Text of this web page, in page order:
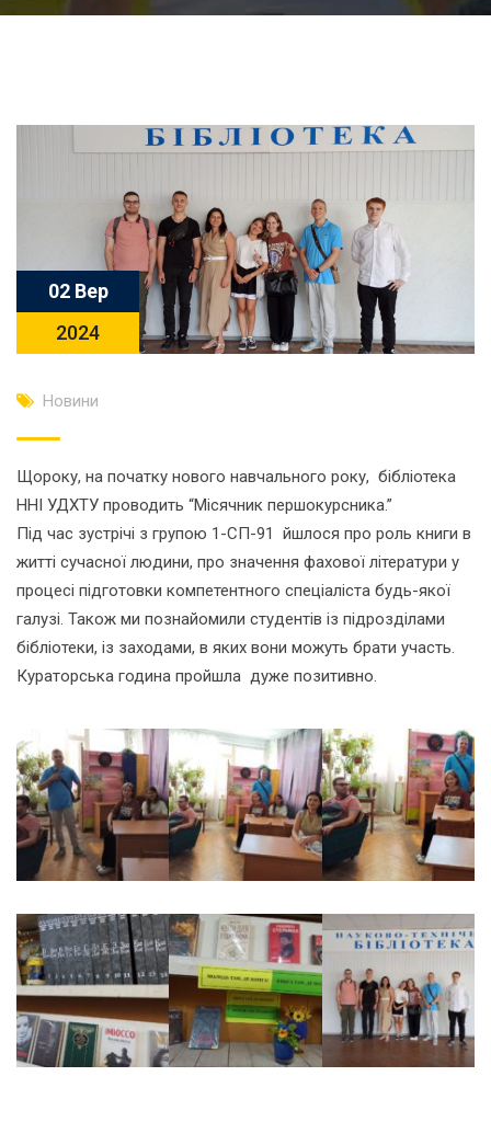
02 Вер
2024
Новини
Щороку, на початку нового навчального року, бібліотека
ННІ УДХТУ проводить “Місячник першокурсника.”
Під час зустрічі з групою 1-СП-91 йшлося про роль книги в
житті сучасної людини, про значення фахової літератури у
процесі підготовки компетентного спеціаліста будь-якої
галузі. Також ми познайомили студентів із підрозділами
бібліотеки, із заходами, в яких вони можуть брати участь.
Кураторська година пройшла дуже позитивно.